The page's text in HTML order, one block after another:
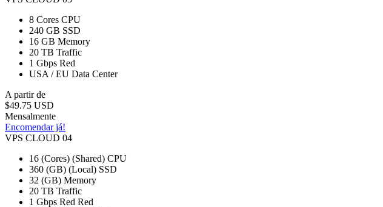
8 Cores CPU
240 GB SSD
16 GB Memory
20 TB Traffic
1 Gbps Red
USA / EU Data Center
A partir de
$49.75 USD
Mensalmente
Encomendar já!
VPS CLOUD 04
16 (Cores) (Shared) CPU
360 (GB) (Local) SSD
32 (GB) Memory
20 TB Traffic
1 Gbps Red Red